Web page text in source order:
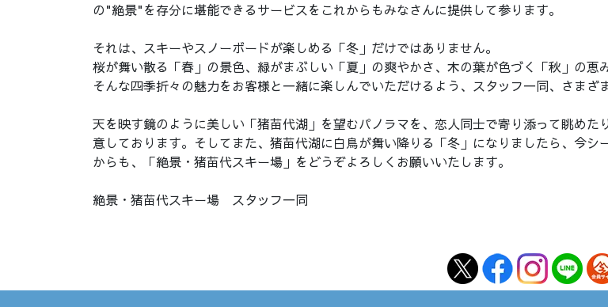
の"絶景"を存分に堪能できるサービスをこれからもみなさんに提供して参ります。
それは、スキーやスノーボードが楽しめる「冬」だけではありません。
桜が舞い散る「春」の景色、緑がまぶしい「夏」の爽やかさ、木の葉が色づく「秋」の恵
そんな四季折々の魅力をお客様と一緒に楽しんでいただけるよう、スタッフ一同、さまざ
天を映す鏡のように美しい「猪苗代湖」を望むパノラマを、恋人同士で寄り添って眺め
意しております。そしてまた、猪苗代湖に白鳥が舞い降りる「冬」になりましたら、今
からも、「絶景・猪苗代スキー場」をどうぞよろしくお願いいたします。
絶景・猪苗代スキー場 スタッフ一同